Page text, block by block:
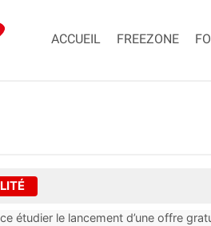
ACCUEIL FREEZONE
étudier le lancement d’une offre